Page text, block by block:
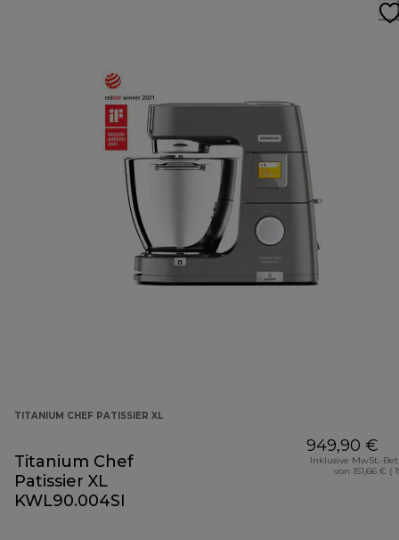
TITANIUM CHEF PATISSIER XL
Titanium Chef
Patissier XL
KWL90.004SI
949,90 €
Inklusive MwSt.-
von 151,66 € (